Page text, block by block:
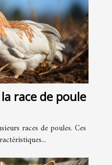
race de poule
races de poules. Ces